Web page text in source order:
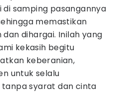
samping pasangannya
memastikan
dihargai. Inilah yang
kekasih begitu
keberanian,
untuk selalu
syarat dan cinta